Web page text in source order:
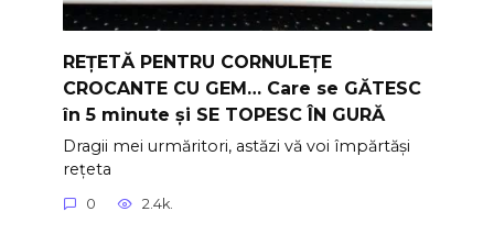
REȚETĂ PENTRU CORNULEȚE
CROCANTE CU GEM… Care se GĂTESC
în 5 minute și SE TOPESC ÎN GURĂ
Dragii mei urmăritori, astăzi vă voi împărtăși
rețeta
0 2.4k.